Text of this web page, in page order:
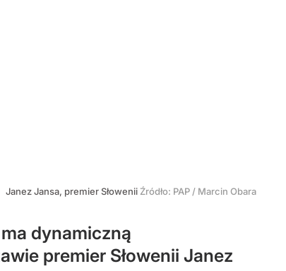
Janez Jansa, premier Słowenii Źródło: PAP / Marcin Obara
dynamiczną
premier Słowenii Janez